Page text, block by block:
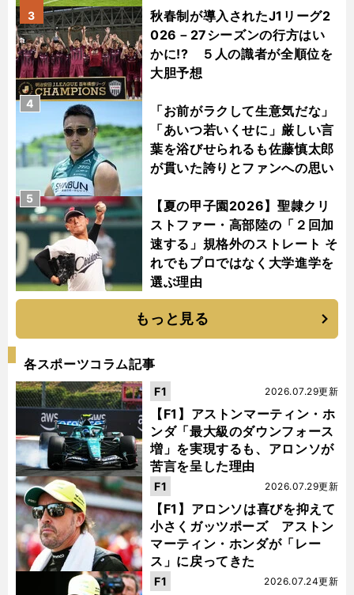
秋春制が導入されたJ1リーグ2
026－27シーズンの行方はい
かに!? ５人の識者が全順位を
大胆予想
3
「お前がラクして生意気だな」
「あいつ若いくせに」厳しい言
葉を浴びせられるも佐藤慎太郎
が貫いた誇りとファンへの思い
4
【夏の甲子園2026】聖隷クリ
ストファー・高部陸の「２回加
速する」規格外のストレート そ
れでもプロではなく大学進学を
選ぶ理由
5
もっと見る
各スポーツコラム記事
【F1】アストンマーティン・ホ
ンダ「最大級のダウンフォース
増」を実現するも、アロンソが
苦言を呈した理由
2026.07.29更新
F1
【F1】アロンソは喜びを抑えて
小さくガッツポーズ アストン
マーティン・ホンダが「レー
ス」に戻ってきた
2026.07.29更新
F1
2026.07.24更新
F1